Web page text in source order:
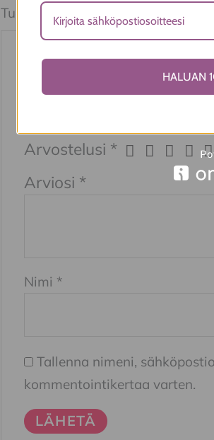
Tuotearvioita ei vielä ole.
Kirjoita ensimmäinen
Arvostelusi *
Arviosi *
Nimi *
Tallenna nimeni,
kommentointikertaa varten.
HALUAN